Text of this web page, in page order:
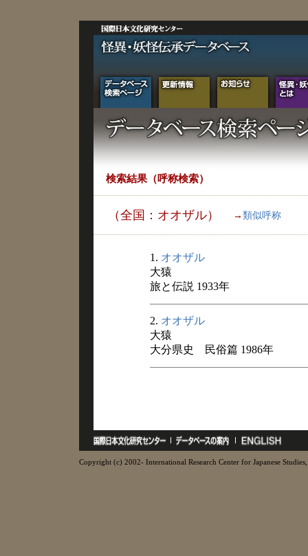
検索結果（呼称検索）
（全国：オオザル） → 類似呼称
1. オオザル
大猿
旅と伝説 1933年
2. オオザル
大猿
大分県史 民俗篇 1986年
Copyright (c) 2002- International Research Center for Japanese